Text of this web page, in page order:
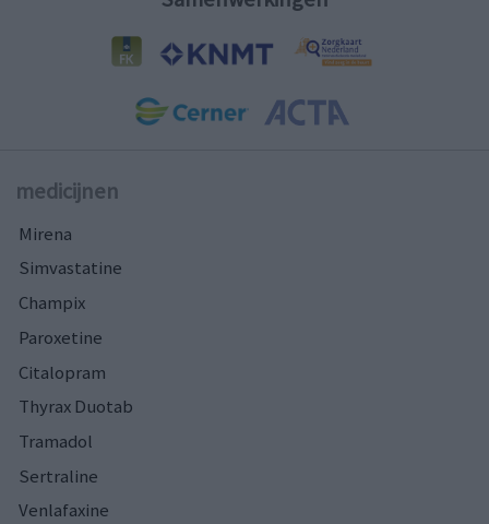
medicijnen
Mirena
Simvastatine
Champix
Paroxetine
Citalopram
Thyrax Duotab
Tramadol
Sertraline
Venlafaxine